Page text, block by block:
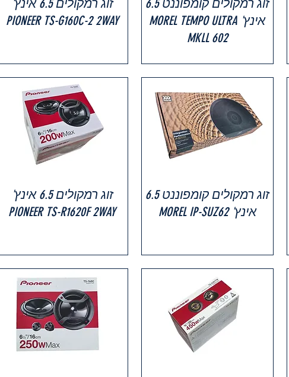
זוג רמקולים קומפוננט 6.5
אינץ' MOREL TEMPO ULTRA
MKLL 602
זוג רמקולים 6.5 אינץ'
PIONEER TS-G160C-2 2WAY
זוג רמקולים קומפוננט 6.5
אינץ' MOREL IP-SUZ62
זוג רמקולים 6.5 אינץ'
PIONEER TS-R1620F 2WAY